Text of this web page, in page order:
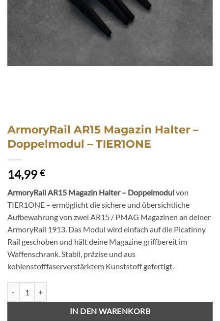
ArmoryRail AR15 Magazin Halter –
Doppelmodul – TIER1ONE
14,99 €
ArmoryRail AR15 Magazin Halter – Doppelmodulvon
TIER1ONE – ermöglicht die sichere und übersichtliche
Aufbewahrung von zwei AR15 / PMAG Magazinen an deiner
ArmoryRail 1913. Das Modul wird einfach auf die Picatinny
Rail geschoben und hält deine Magazine griffbereit im
Waffenschrank. Stabil, präzise und aus
kohlenstofffaserverstärktem Kunststoff gefertigt.
IN DEN WARENKORB